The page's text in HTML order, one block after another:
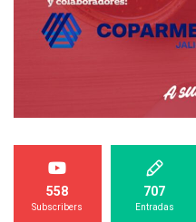
558
Subscribers
707
Entradas